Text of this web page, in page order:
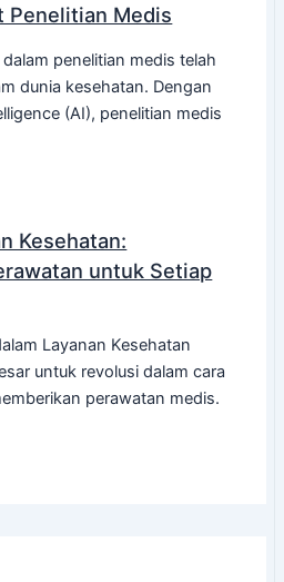
Penelitian Medis
penelitian medis telah
dunia kesehatan. Dengan
(AI), penelitian medis
Kesehatan:
untuk Setiap
Layanan Kesehatan
untuk revolusi dalam cara
perawatan medis.